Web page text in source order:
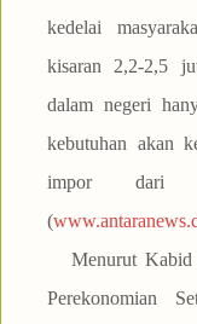
kedelai
kisaran 2,2-2,5
dalam negeri
kebutuhan akan
impor dari
(
Menurut Kabid
Perekonomian